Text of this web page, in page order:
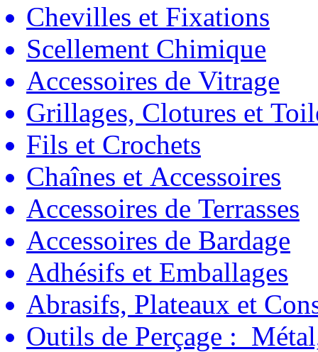
Chevilles et Fixations
Scellement Chimique
Accessoires de Vitrage
Grillages, Clotures et
Fils et Crochets
Chaînes et Accessoires
Accessoires de Terrasses
Accessoires de Bardage
Adhésifs et Emballages
Abrasifs, Plateaux et
Outils de Perçage :